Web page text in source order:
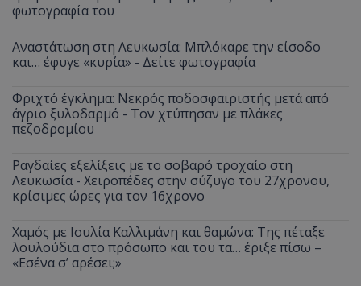
φωτογραφία του
Αναστάτωση στη Λευκωσία: Μπλόκαρε την είσοδο
και… έφυγε «κυρία» - Δείτε φωτογραφία
Φριχτό έγκλημα: Νεκρός ποδοσφαιριστής μετά από
άγριο ξυλοδαρμό - Τον χτύπησαν με πλάκες
πεζοδρομίου
Ραγδαίες εξελίξεις με το σοβαρό τροχαίο στη
Λευκωσία - Χειροπέδες στην σύζυγο του 27χρονου,
κρίσιμες ώρες για τον 16χρονο
Χαμός με Ιουλία Καλλιμάνη και θαμώνα: Της πέταξε
λουλούδια στο πρόσωπο και του τα… έριξε πίσω –
«Εσένα σ’ αρέσει;»